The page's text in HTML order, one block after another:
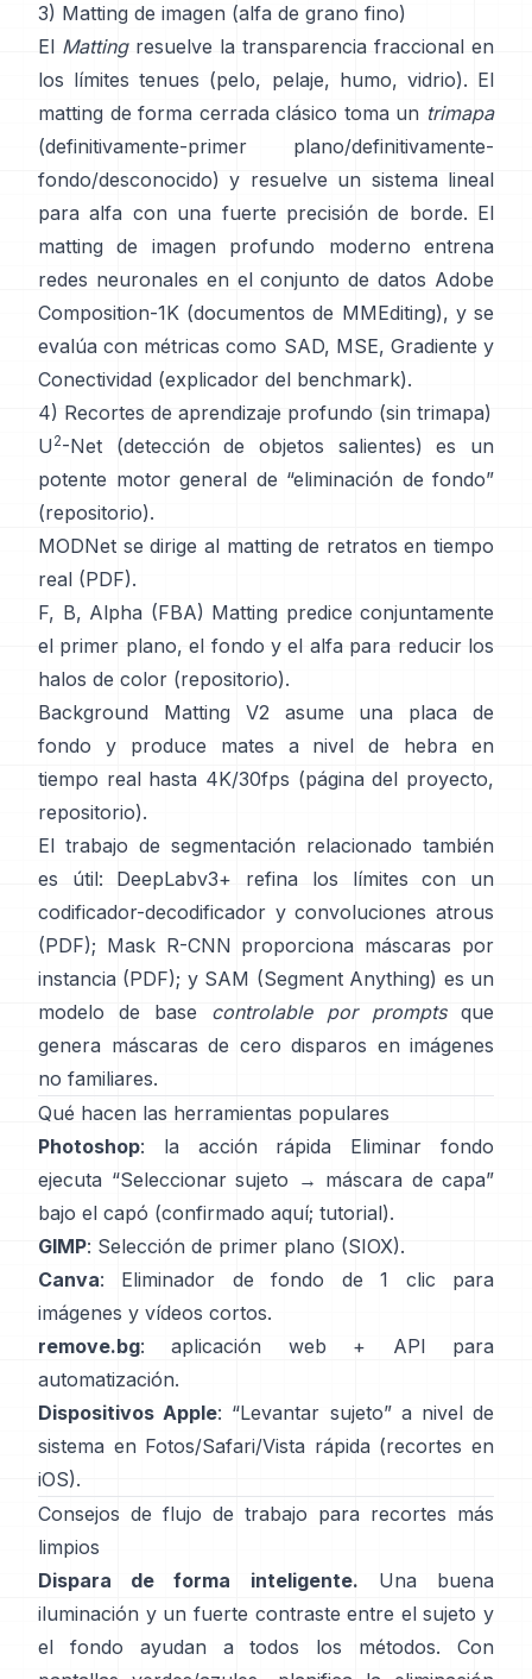
3) Matting de imagen (alfa de grano fino)
El Mattingresuelve la transparencia fraccional en
los límites tenues (pelo, pelaje, humo, vidrio). El
matting de forma cerrada clásico toma un trimapa
(definitivamente-primer plano/definitivamente-
fondo/desconocido) y resuelve un sistema lineal
para alfa con una fuerte precisión de borde. El
matting de imagen profundo
moderno entrena
redes neuronales en el conjunto de datos Adobe
Composition-1K (documentos de MMEditing), y se
evalúa con métricas como SAD, MSE, Gradiente y
Conectividad (explicador del benchmark).
4) Recortes de aprendizaje profundo (sin trimapa)
U 2-Net (detección de objetos salientes) es un
potente motor general de “eliminación de fondo”
(repositorio).
MODNet se dirige al matting de retratos en tiempo
real (PDF).
F, B, Alpha (FBA) Matting predice conjuntamente
el primer plano, el fondo y el alfa para reducir los
halos de color (repositorio).
Background Matting V2 asume una placa de
fondo y produce mates a nivel de hebra en
tiempo real hasta 4K/30fps (página del proyecto,
repositorio).
El trabajo de segmentación relacionado también
es útil:
DeepLabv3+ refina los límites con un
codificador-decodificador y convoluciones atrous
(PDF); Mask R-CNN proporciona máscaras por
instancia (PDF); y SAM (Segment Anything) es un
modelo de base controlable por promptsque
genera máscaras de cero disparos en imágenes
no familiares.
Qué hacen las herramientas populares
Photoshop: la acción rápida Eliminar fondo
ejecuta “Seleccionar sujeto → máscara de capa”
bajo el capó (confirmado aquí; tutorial).
GIMP: Selección de primer plano (SIOX).
Canva: Eliminador de fondo de 1 clic para
imágenes y vídeos cortos.
remove.bg: aplicación web + API para
automatización.
Dispositivos Apple: “Levantar sujeto” a nivel de
sistema en Fotos/Safari/Vista rápida (recortes en
iOS).
Consejos de flujo de trabajo para recortes más
limpios
Dispara de forma inteligente. Una buena
iluminación y un fuerte contraste entre el sujeto y
el fondo ayudan a todos los métodos. Con